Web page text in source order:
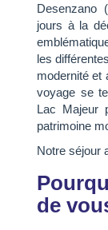
Desenzano
jours à la
les
modernité et
voyage se
Lac Majeur
patrimoine
Notre séjour
de